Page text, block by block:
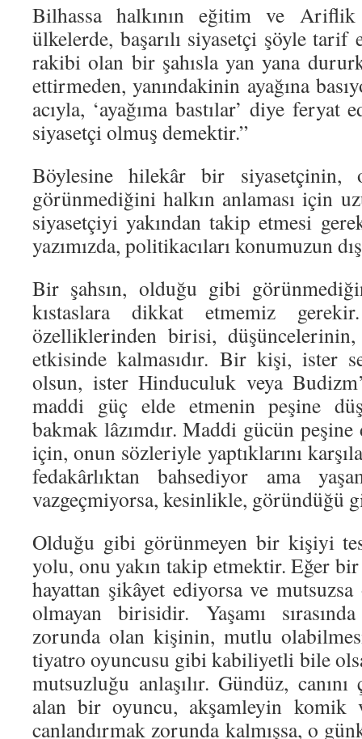
Bilhassa halkının eğitim ve
ülkelerde, başarılı siyasetçi şöyle
rakibi olan bir şahısla yan yana
ettirmeden, yanındakinin ayağına
acıyla, ‘ayağıma bastılar’ diye
siyasetçi olmuş demektir.”
Böylesine hilekâr bir siyasetçinin,
görünmediğini halkın anlaması için
siyasetçiyi yakından takip etmesi
yazımızda, politikacıları konumuzun
Bir şahsın, olduğu gibi
kıstaslara dikkat etmemiz
özelliklerinden birisi, düşüncelerinin,
etkisinde kalmasıdır. Bir kişi, ister
olsun, ister Hinduculuk veya
maddi güç elde etmenin peşine
bakmak lâzımdır. Maddi gücün
için, onun sözleriyle yaptıklarını
fedakârlıktan bahsediyor ama
vazgeçmiyorsa, kesinlikle, göründüğü
Olduğu gibi görünmeyen bir kişiyi
yolu, onu yakın takip etmektir. Eğer bir
hayattan şikâyet ediyorsa ve
olmayan birisidir. Yaşamı
zorunda olan kişinin, mutlu
tiyatro oyuncusu gibi kabiliyetli bile
mutsuzluğu anlaşılır. Gündüz,
alan bir oyuncu, akşamleyin komik
canlandırmak zorunda kalmışsa, o